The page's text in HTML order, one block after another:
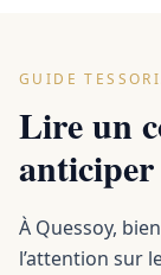
GUIDE
Lire un
À Quessoy,
l’attention sur